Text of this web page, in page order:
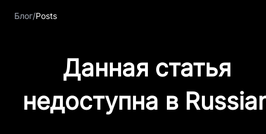
Блог/Posts
Данная статья
недоступна в